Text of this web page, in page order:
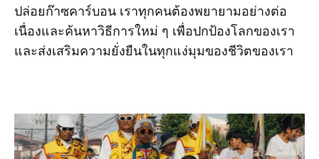
ปล่อยก๊าซคาร์บอน เราทุกคนต้องพยายามอย่างต่อ
เนื่องและค้นหาวิธีการใหม่ ๆ เพื่อปกป้องโลกของเรา
และส่งเสริมความยั่งยืนในทุกแง่มุมของชีวิตของเรา